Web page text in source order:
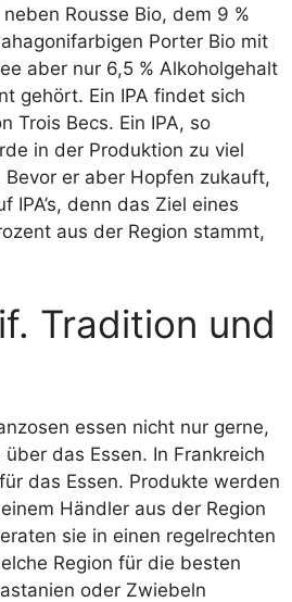
Rousse Bio, dem 9 %
Porter Bio mit
aber nur 6,5 % Alkoholgehalt
gehört. Ein IPA findet sich
Trois Becs. Ein IPA, so
in der Produktion zu viel
er aber Hopfen zukauft,
IPA’s, denn das Ziel eines
aus der Region stammt,
Tradition und
essen nicht nur gerne,
das Essen. In Frankreich
das Essen. Produkte werden
Händler aus der Region
sie in einen regelrechten
Region für die besten
oder Zwiebeln